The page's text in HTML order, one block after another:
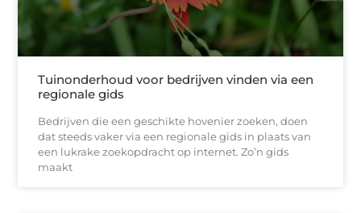
Tuinonderhoud voor bedrijven vinden via een
regionale gids
Bedrijven die een geschikte hovenier zoeken, doen
dat steeds vaker via een regionale gids in plaats van
een lukrake zoekopdracht op internet. Zo’n gids
maakt